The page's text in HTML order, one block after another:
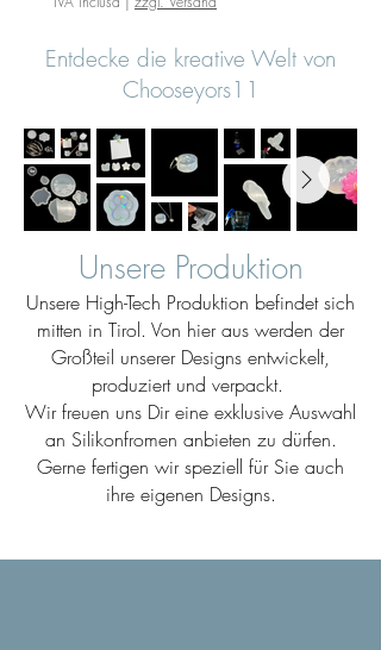
Entdecke die kreative Welt von
Chooseyors11
Unsere Produktion
Unsere High-Tech Produktion befindet sich
mitten in Tirol. Von hier aus werden der
Großteil unserer Designs entwickelt,
produziert und verpackt.
Wir freuen uns Dir eine exklusive Auswahl
an Silikonfromen anbieten zu dürfen.
Gerne fertigen wir speziell für Sie auch
ihre eigenen Designs.